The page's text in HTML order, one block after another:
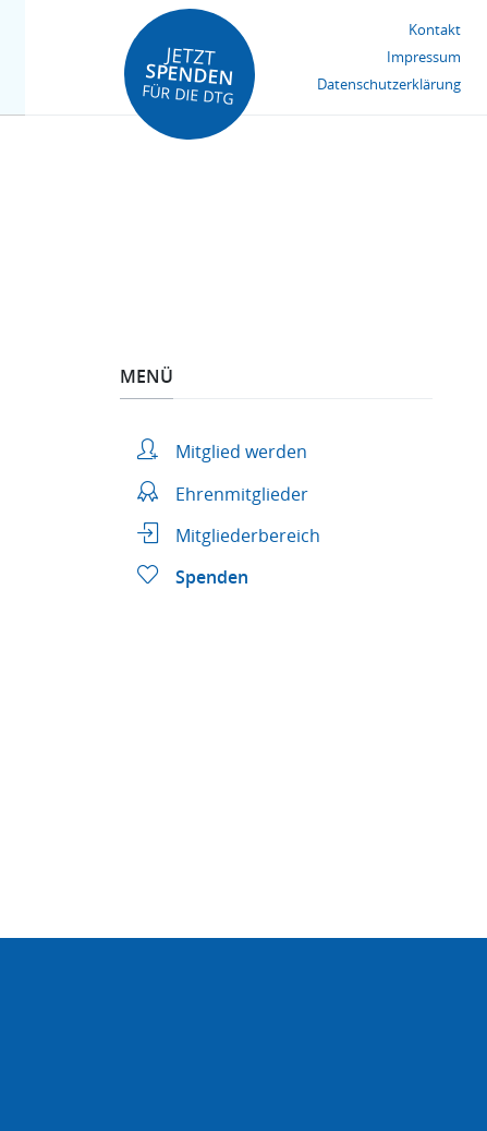
JETZT
SPENDEN
FÜR DIE DTG
Kontakt
Impressum
Datenschutzerklärung
MENÜ
Mitglied werden
Ehrenmitglieder
Mitgliederbereich
Spenden